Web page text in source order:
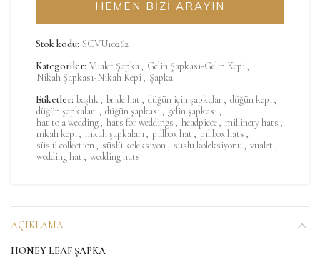
HEMEN BİZİ ARAYIN
Stok kodu: SCVU10262
Kategoriler: Vualet Şapka, Gelin Şapkası-Gelin Kepi,
Nikah Şapkası-Nikah Kepi, Şapka
Etiketler: başlık, bride hat , düğün için şapkalar, düğün kepi,
düğün şapkaları, düğün şapkası, gelin şapkası,
hat to a wedding, hats for weddings , headpiece, millinery hats ,
nikah kepi, nikah şapkaları, pillbox hat , pillbox hats ,
süslü collection, süslü koleksiyon, suslu koleksiyonu, vualet ,
wedding hat , wedding hats
AÇIKLAMA
HONEY LEAF ŞAPKA